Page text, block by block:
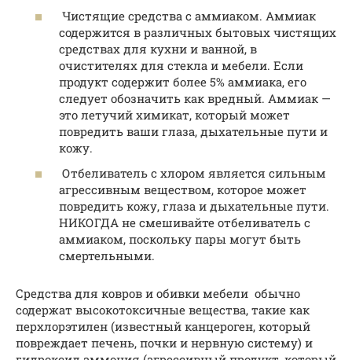
Чистящие средства с аммиаком. Аммиак
содержится в различных бытовых чистящих
средствах для кухни и ванной, в
очистителях для стекла и мебели. Если
продукт содержит более 5% аммиака, его
следует обозначить как вредный. Аммиак —
это летучий химикат, который может
повредить ваши глаза, дыхательные пути и
кожу.
Отбеливатель с хлором является сильным
агрессивным веществом, которое может
повредить кожу, глаза и дыхательные пути.
НИКОГДА не смешивайте отбеливатель с
аммиаком, поскольку пары могут быть
смертельными.
Средства для ковров и обивки мебели обычно
содержат высокотоксичные вещества, такие как
перхлорэтилен (известный канцероген, который
повреждает печень, почки и нервную систему) и